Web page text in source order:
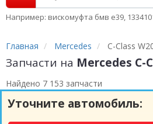
Например: вискомуфта бмв е39,
Главная Mercedes C-Class
Запчасти на Mercedes C-
Найдено 7 153 запчасти
Уточните автомобиль: